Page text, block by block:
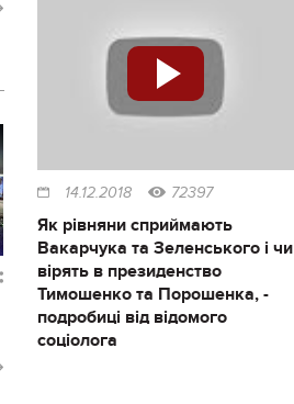
14.12.2018 72397
Як рівняни сприймають
Вакарчука та Зеленського і чи
вірять в президенство
Тимошенко та Порошенка, -
подробиці від відомого
соціолога